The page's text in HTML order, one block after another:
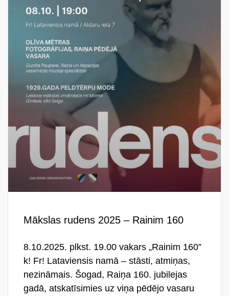
Mākslas rudens 2025 – Rainim 160
8.10.2025. plkst. 19.00 vakars „Rainim 160”
k! Fr! Lataviensis namā – stāsti, atmiņas,
nezināmais. Šogad, Raiņa 160. jubilejas
gadā, atskatīsimies uz viņa pēdējo vasaru